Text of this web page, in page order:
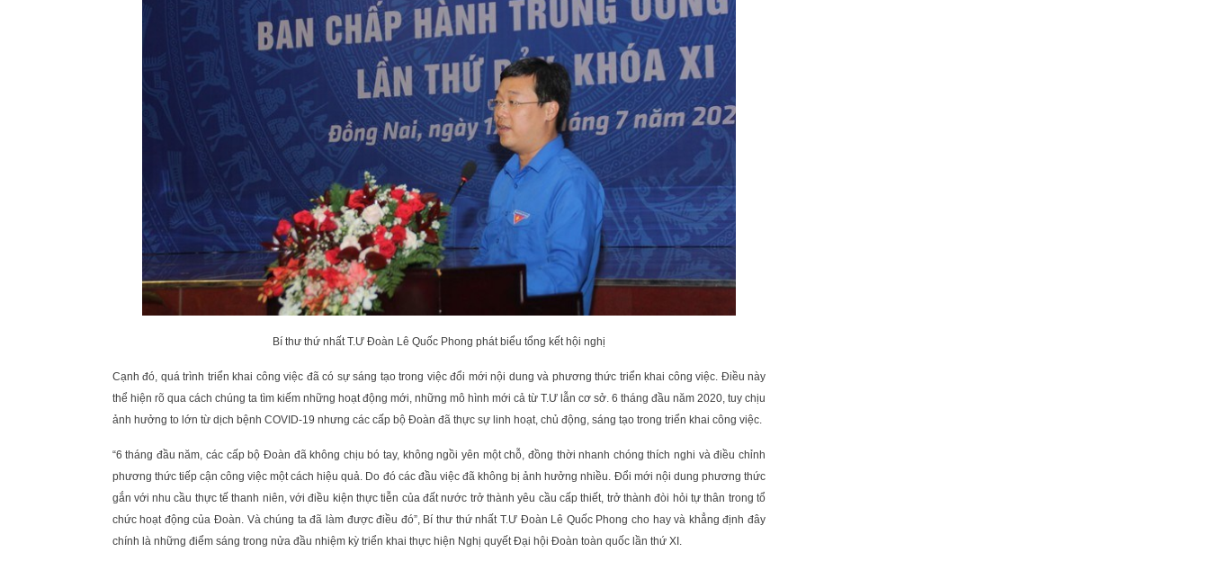
Bí thư thứ nhất T.Ư Đoàn Lê Quốc Phong phát biểu tổng kết hội nghị
Cạnh đó, quá trình triển khai công việc đã có sự sáng tạo trong việc đổi mới nội dung và phương thức triển khai công việc. Điều này
thể hiện rõ qua cách chúng ta tìm kiếm những hoạt động mới, những mô hình mới cả từ T.Ư lẫn cơ sở. 6 tháng đầu năm 2020, tuy chịu
ảnh hưởng to lớn từ dịch bệnh COVID-19 nhưng các cấp bộ Đoàn đã thực sự linh hoạt, chủ động, sáng tạo trong triển khai công việc.
“6 tháng đầu năm, các cấp bộ Đoàn đã không chịu bó tay, không ngồi yên một chỗ, đồng thời nhanh chóng thích nghi và điều chỉnh
phương thức tiếp cận công việc một cách hiệu quả. Do đó các đầu việc đã không bị ảnh hưởng nhiều. Đổi mới nội dung phương thức
gắn với nhu cầu thực tế thanh niên, với điều kiện thực tiễn của đất nước trở thành yêu cầu cấp thiết, trở thành đòi hỏi tự thân trong tổ
chức hoạt động của Đoàn. Và chúng ta đã làm được điều đó”, Bí thư thứ nhất T.Ư Đoàn Lê Quốc Phong cho hay và khẳng định đây
chính là những điểm sáng trong nửa đầu nhiệm kỳ triển khai thực hiện Nghị quyết Đại hội Đoàn toàn quốc lần thứ XI.